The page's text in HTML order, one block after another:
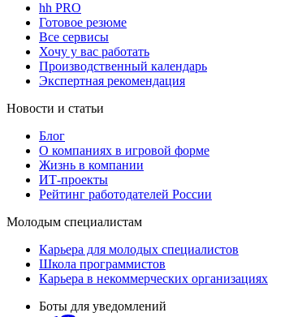
hh PRO
Готовое резюме
Все сервисы
Хочу у вас работать
Производственный календарь
Экспертная рекомендация
Новости и статьи
Блог
О компаниях в игровой форме
Жизнь в компании
ИТ-проекты
Рейтинг работодателей России
Молодым специалистам
Карьера для молодых специалистов
Школа программистов
Карьера в некоммерческих организациях
Боты для уведомлений